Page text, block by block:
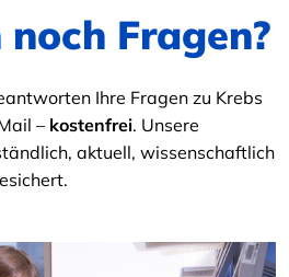
Fragen?
Ihre Fragen zu Krebs
– kostenfrei. Unsere
aktuell, wissenschaftlich